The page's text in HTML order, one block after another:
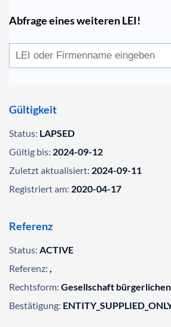
Abfrage eines weiteren LEI!
Gültigkeit
Status: LAPSED
Gültig bis: 2024-09-12
Zuletzt aktualisiert: 2024-09-11
Registriert am: 2020-04-17
Referenz
Status: ACTIVE
Referenz: ,
Rechtsform: Gesellschaft bürgerlichen
Bestätigung: